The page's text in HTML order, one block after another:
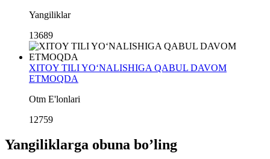
Yangiliklar
13689
XITOY TILI YO‘NALISHIGA QABUL DAVOM
ETMOQDA
Otm E'lonlari
12759
Yangiliklarga obuna boʼling